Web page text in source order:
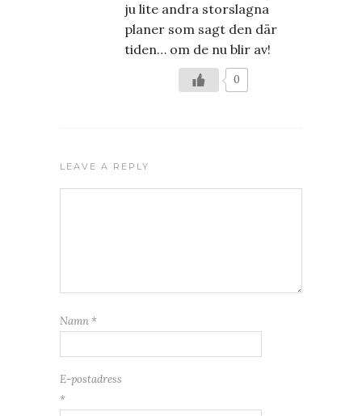
ju lite andra storslagna
planer som sagt den där
tiden… om de nu blir av!
0
LEAVE A REPLY
Namn *
E-postadress
*